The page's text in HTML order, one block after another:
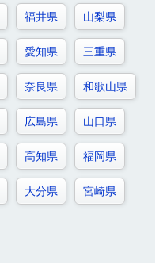
福井県 山梨県
愛知県 三重県
奈良県 和歌山県
広島県 山口県
高知県 福岡県
大分県 宮崎県